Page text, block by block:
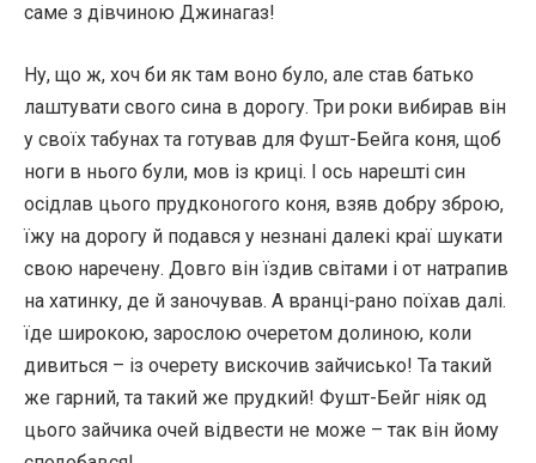
саме з дівчиною Джинагаз!
Ну, що ж, хоч би як там воно було, але став батько
лаштувати свого сина в дорогу. Три роки вибирав він
у своїх табунах та готував для Фушт-Бейга коня, щоб
ноги в нього були, мов із криці. І ось нарешті син
осідлав цього прудконогого коня, взяв добру зброю,
їжу на дорогу й подався у незнані далекі краї шукати
свою наречену. Довго він їздив світами і от натрапив
на хатинку, де й заночував. А вранці-рано поїхав далі.
їде широкою, зарослою очеретом долиною, коли
дивиться – із очерету вискочив зайчисько! Та такий
же гарний, та такий же прудкий! Фушт-Бейг ніяк од
цього зайчика очей відвести не може – так він йому